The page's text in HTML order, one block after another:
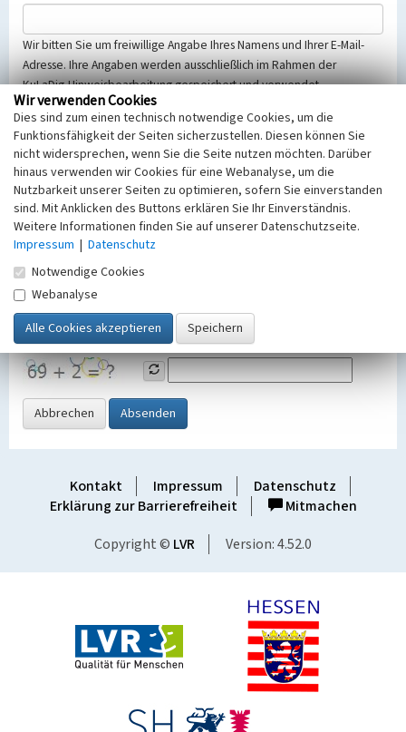
Wir bitten Sie um freiwillige Angabe Ihres Namens und Ihrer E-Mail-
Adresse. Ihre Angaben werden ausschließlich im Rahmen der
KuLaDig-Hinweisbearbeitung gespeichert und verwendet.
Selbstverständlich werden diese entsprechend der Vorschriften des
Telemediengesetzes, des Datenschutzgesetzes NRW und der seit
dem 25.05.2018 gültigen Europäischen Datenschutzgrundverordnung
(EU-DSGVO) vertraulich behandelt, beachten Sie bitte unsere
Hinweise zumDatenschutz
Nachricht
SicherheitsabfrageTragen Sie unten das Rechenergebnis aus der
Grafik ein
Abbrechen Absenden
Kontakt Impressum
Datenschutz
Erklärung zur Barrierefreiheit
Mitmachen
Copyright © LVR Version: 4.52.0
Wir verwenden Cookies
Dies sind zum einen technisch notwendige Cookies, um die
Funktionsfähigkeit der Seiten sicherzustellen. Diesen können Sie
nicht widersprechen, wenn Sie die Seite nutzen möchten. Darüber
hinaus verwenden wir Cookies für eine Webanalyse, um die
Nutzbarkeit unserer Seiten zu optimieren, sofern Sie einverstanden
sind. Mit Anklicken des Buttons erklären Sie Ihr Einverständnis.
Weitere Informationen finden Sie auf unserer Datenschutzseite.
Impressum | Datenschutz
Notwendige Cookies
Webanalyse